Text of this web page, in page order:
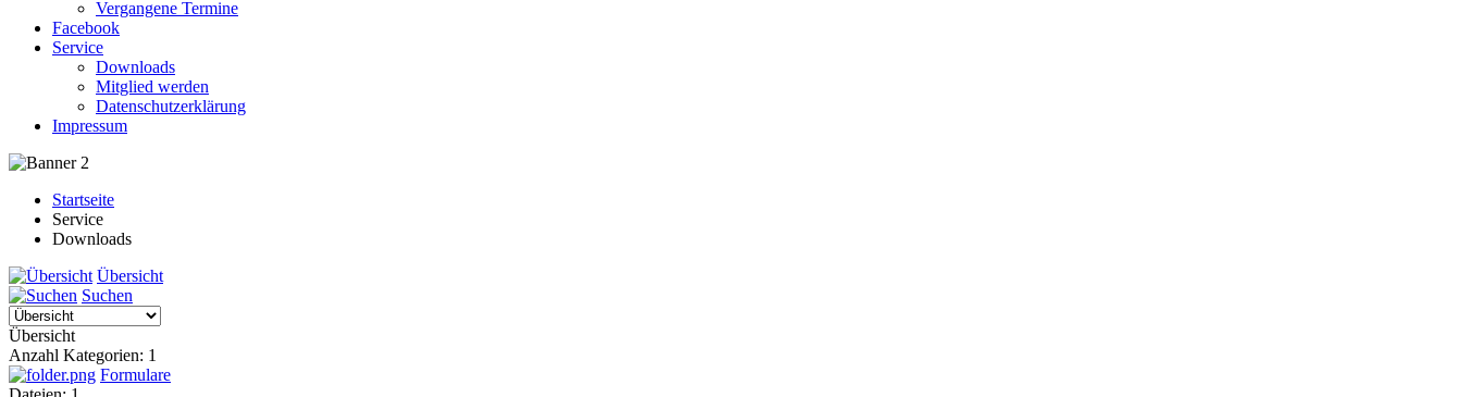
Vergangene Termine
Facebook
Service
Downloads
Mitglied werden
Datenschutzerklärung
Impressum
Startseite
Service
Downloads
Übersicht
Suchen
Übersicht
Anzahl Kategorien: 1
Formulare